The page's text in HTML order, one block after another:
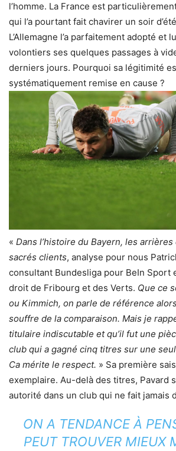
l’homme. La France est
qui l’a pourtant fait chavirer un soir
L’Allemagne l’a parfaitement adopté et
volontiers ses quelques passages à
derniers jours. Pourquoi sa légitimité
systématiquement remise en cause ?
« Dans l’histoire du Bayern, les
sacrés clients, analyse pour nous
consultant Bundesliga pour BeIn Sport
droit de Fribourg et des Verts. Que ce
ou Kimmich, on parle de référence
souffre de la comparaison. Mais je
titulaire indiscutable et qu’il fut une
club qui a gagné cinq titres sur une
Ca mérite le respect. » Sa première
exemplaire. Au-delà des titres, Pavard
autorité dans un club qui ne fait jamais
ON A TENDANCE À
PEUT TROUVER MIEUX